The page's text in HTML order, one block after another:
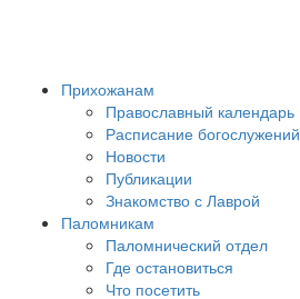
Прихожанам
Православный календарь
Расписание богослужений
Новости
Публикации
Знакомство с Лаврой
Паломникам
Паломнический отдел
Где остановиться
Что посетить